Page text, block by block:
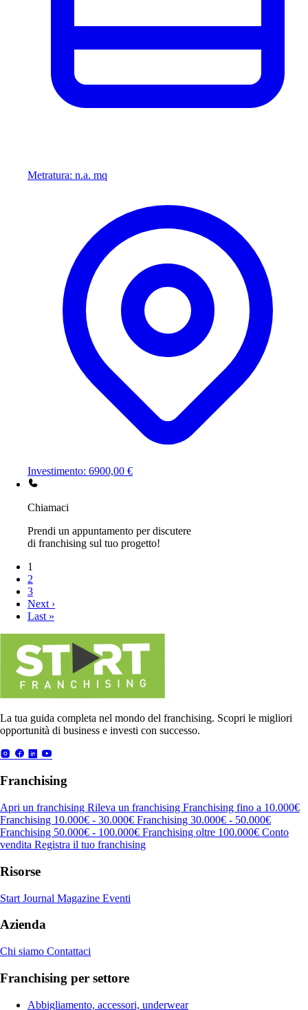
Metratura: n.a. mq
Investimento: 6900,00 €
Chiamaci
Prendi un appuntamento per discutere
di franchising sul tuo progetto!
1
2
3
Next ›
Last »
La tua guida completa nel mondo del franchising. Scopri le migliori
opportunità di business e investi con successo.
Franchising
Apri un franchising Rileva un franchising Franchising fino a 10.000€
Franchising 10.000€ - 30.000€ Franchising 30.000€ - 50.000€
Franchising 50.000€ - 100.000€ Franchising oltre 100.000€ Conto
vendita Registra il tuo franchising
Risorse
Start Journal Magazine Eventi
Azienda
Chi siamo Contattaci
Franchising per settore
Abbigliamento, accessori, underwear